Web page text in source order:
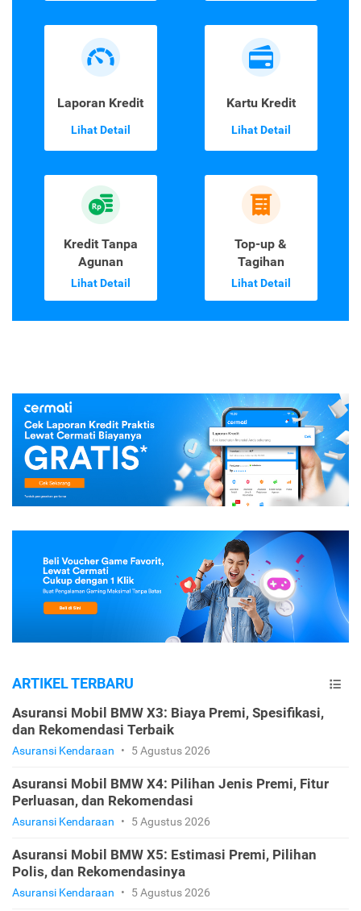
Laporan Kredit
Lihat Detail
Kartu Kredit
Lihat Detail
Kredit Tanpa
Agunan
Lihat Detail
Top-up &
Tagihan
Lihat Detail
ARTIKEL TERBARU
Asuransi Mobil BMW X3: Biaya Premi, Spesifikasi,
dan Rekomendasi Terbaik
Asuransi Kendaraan • 5 Agustus 2026
Asuransi Mobil BMW X4: Pilihan Jenis Premi, Fitur
Perluasan, dan Rekomendasi
Asuransi Kendaraan • 5 Agustus 2026
Asuransi Mobil BMW X5: Estimasi Premi, Pilihan
Polis, dan Rekomendasinya
Asuransi Kendaraan • 5 Agustus 2026